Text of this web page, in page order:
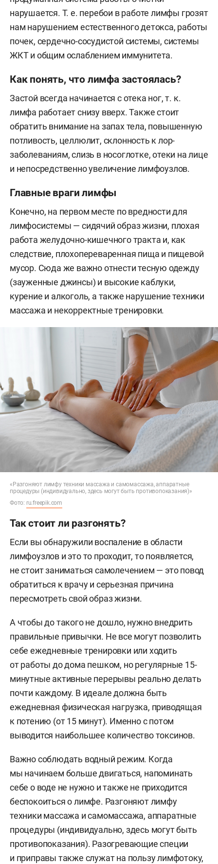
нарушается. Т. е. перебои в работе лимфы грозят
нам нарушением естественного детокса, работы
почек, сердечно-сосудистой системы, системы
ЖКТ и общим ослаблением иммунитета.
Как понять, что лимфа застоялась?
Застой всегда начинается с отека ног, т. к.
лимфа работает снизу вверх. Также стоит
обратить внимание на запах тела, повышенную
потливость, целлюлит, склонность к лор-
заболеваниям, слизь в носоглотке, отеки на лице
и непосредственно увеличение лимфоузлов.
Главные враги лимфы
Конечно, на первом месте по вредности для
лимфосистемы — сидячий образ жизни, плохая
работа желудочно-кишечного тракта и, как
следствие, плохопереваренная пища и пищевой
мусор. Сюда же важно отнести тесную одежду
(зауженные джинсы) и высокие каблуки,
курение и алкоголь, а также нарушение техники
массажа и некорректные тренировки.
«Разгоняют лимфу техники массажа и самомассажа, аппаратные
процедуры (индивидуально, здесь могут быть противопоказания)»
Фото: ru.freepik.com
Так стоит ли разгонять?
Если вы обнаружили воспаление в области
лимфоузлов и это то проходит, то появляется,
не стоит заниматься самолечением — это повод
обратиться к врачу и серьезная причина
пересмотреть свой образ жизни.
А чтобы до такого не дошло, нужно внедрить
правильные привычки. Не все могут позволить
себе ежедневные тренировки или ходить
от работы до дома пешком, но регулярные 15-
минутные активные перерывы реально делать
почти каждому. В идеале должна быть
ежедневная физическая нагрузка, приводящая
к потению (от 15 минут). Именно с потом
выводится наибольшее количество токсинов.
Важно соблюдать водный режим. Когда
мы начинаем больше двигаться, напоминать
себе о воде не нужно и также не приходится
беспокоиться о лимфе. Разгоняют лимфу
техники массажа и самомассажа, аппаратные
процедуры (индивидуально, здесь могут быть
противопоказания). Разогревающие специи
и приправы также служат на пользу лимфотоку,